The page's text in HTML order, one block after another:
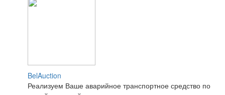
BelAuction
Реализуем Ваше аварийное транспортное средство по